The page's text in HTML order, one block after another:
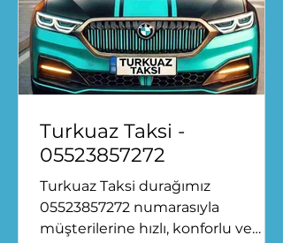
Turkuaz Taksi -
05523857272
Turkuaz Taksi durağımız
05523857272 numarasıyla
müşterilerine hızlı, konforlu ve